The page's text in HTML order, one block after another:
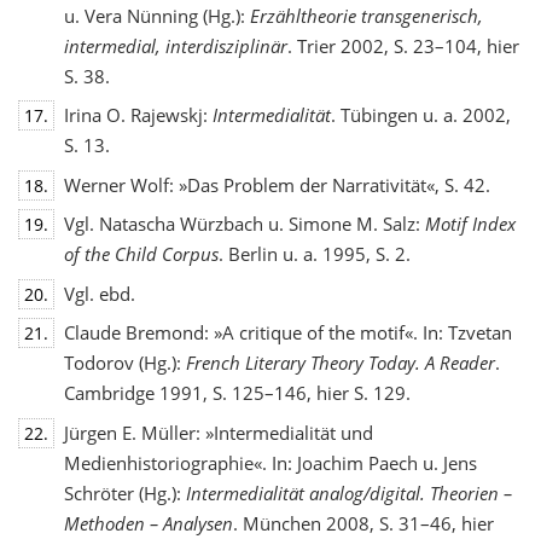
u. Vera Nünning (Hg.): Erzähltheorie transgenerisch,
intermedial, interdisziplinär. Trier 2002, S. 23–104, hier
S. 38.
17. Irina O. Rajewskj: Intermedialität. Tübingen u. a. 2002,
S. 13.
18. Werner Wolf: »Das Problem der Narrativität«, S. 42.
19. Vgl. Natascha Würzbach u. Simone M. Salz: Motif Index
of the Child Corpus. Berlin u. a. 1995, S. 2.
20. Vgl. ebd.
21.
Claude Bremond: »A critique of the motif«. In: Tzvetan
Todorov (Hg.): French Literary Theory Today. A Reader.
Cambridge 1991, S. 125–146, hier S. 129.
22.
Jürgen E. Müller: »Intermedialität und
Medienhistoriographie«. In: Joachim Paech u. Jens
Schröter (Hg.): Intermedialität analog/digital. Theorien –
Methoden – Analysen. München 2008, S. 31–46, hier